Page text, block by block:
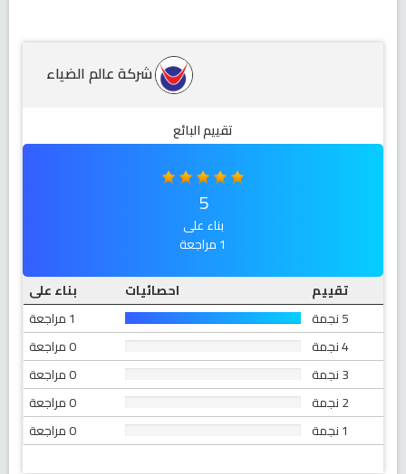
شركة عالم الضياء
تقييم البائع
5
بناء على
1 مراجعة
تقييم
احصائيات
بناء على
5 نجمة
1 مراجعة
4 نجمة
0 مراجعة
3 نجمة
0 مراجعة
2 نجمة
0 مراجعة
1 نجمة
0 مراجعة